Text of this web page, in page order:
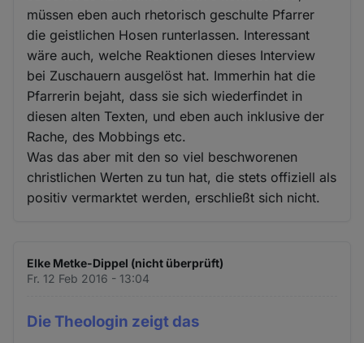
müssen eben auch rhetorisch geschulte Pfarrer
die geistlichen Hosen runterlassen. Interessant
wäre auch, welche Reaktionen dieses Interview
bei Zuschauern ausgelöst hat. Immerhin hat die
Pfarrerin bejaht, dass sie sich wiederfindet in
diesen alten Texten, und eben auch inklusive der
Rache, des Mobbings etc.
Was das aber mit den so viel beschworenen
christlichen Werten zu tun hat, die stets offiziell als
positiv vermarktet werden, erschließt sich nicht.
Elke Metke-Dippel (nicht überprüft)
Fr. 12 Feb 2016 - 13:04
Die Theologin zeigt das